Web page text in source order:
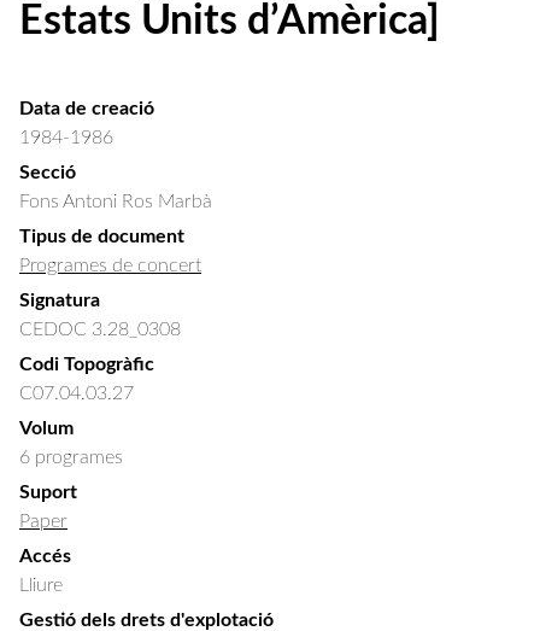
Estats Units d’Amèrica]
Data de creació
1984-1986
Secció
Fons Antoni Ros Marbà
Tipus de document
Programes de concert
Signatura
CEDOC 3.28_0308
Codi Topogràfic
C07.04.03.27
Volum
6 programes
Suport
Paper
Accés
Lliure
Gestió dels drets d'explotació